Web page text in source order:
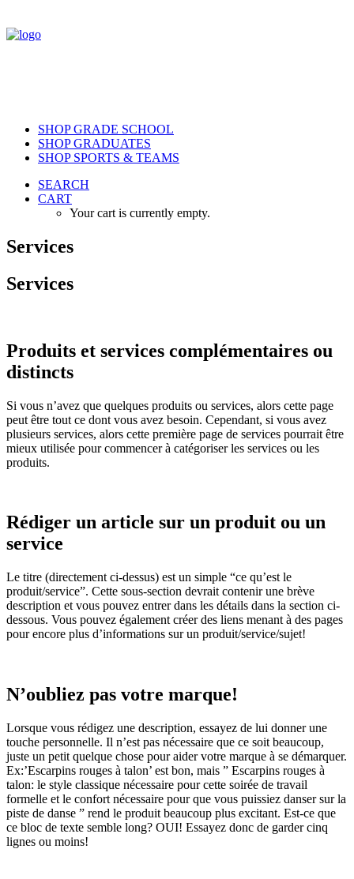
SHOP GRADE SCHOOL
SHOP GRADUATES
SHOP SPORTS & TEAMS
SEARCH
CART
Your cart is currently empty.
Services
Services
Produits et services complémentaires ou
distincts
Si vous n’avez que quelques produits ou services, alors cette page
peut être tout ce dont vous avez besoin. Cependant, si vous avez
plusieurs services, alors cette première page de services pourrait être
mieux utilisée pour commencer à catégoriser les services ou les
produits.
Rédiger un article sur un produit ou un
service
Le titre (directement ci-dessus) est un simple “ce qu’est le
produit/service”. Cette sous-section devrait contenir une brève
description et vous pouvez entrer dans les détails dans la section ci-
dessous. Vous pouvez également créer des liens menant à des pages
pour encore plus d’informations sur un produit/service/sujet!
N’oubliez pas votre marque!
Lorsque vous rédigez une description, essayez de lui donner une
touche personnelle. Il n’est pas nécessaire que ce soit beaucoup,
juste un petit quelque chose pour aider votre marque à se démarquer.
Ex:’Escarpins rouges à talon’ est bon, mais ” Escarpins rouges à
talon: le style classique nécessaire pour cette soirée de travail
formelle et le confort nécessaire pour que vous puissiez danser sur la
piste de danse ” rend le produit beaucoup plus excitant. Est-ce que
ce bloc de texte semble long? OUI! Essayez donc de garder cinq
lignes ou moins!